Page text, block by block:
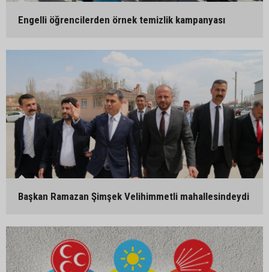
Engelli öğrencilerden örnek temizlik kampanyası
Başkan Ramazan Şimşek Velihimmetli mahallesindeydi